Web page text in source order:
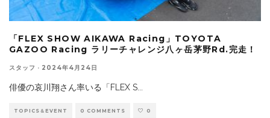
「FLEX SHOW AIKAWA Racing」TOYOTA
GAZOO Racing ラリーチャレンジ八ヶ岳茅野Rd.完走！
スタッフ · 2024年4月24日
俳優の哀川翔さん率いる「FLEX S...
TOPICS＆EVENT 0 COMMENTS 0